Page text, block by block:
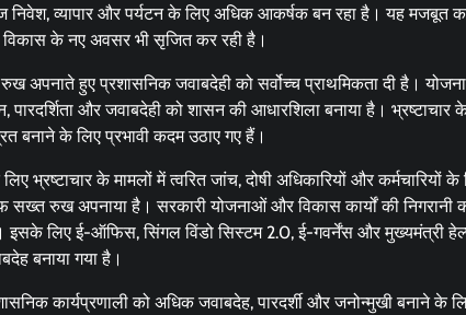
व्यापार और पर्यटन के लिए अधिक आकर्षक बन रहा है। यह मजबूत
के नए अवसर भी सृजित कर रही है।
अपनाते हुए प्रशासनिक जवाबदेही को सर्वोच्च प्राथमिकता दी है।
पारदर्शिता और जवाबदेही को शासन की आधारशिला बनाया है।
बनाने के लिए प्रभावी कदम उठाए गए हैं।
के मामलों में त्वरित जांच, दोषी अधिकारियों और कर्मचारियों के
सख्त रुख अपनाया है। सरकारी योजनाओं और विकास कार्यों की निगरानी
इसके लिए ई-ऑफिस, सिंगल विंडो सिस्टम 2.0, ई-गवर्नेंस और मुख्यमंत्री
बनाया गया है।
कार्यप्रणाली को अधिक जवाबदेह, पारदर्शी और जनोन्मुखी बनाने के